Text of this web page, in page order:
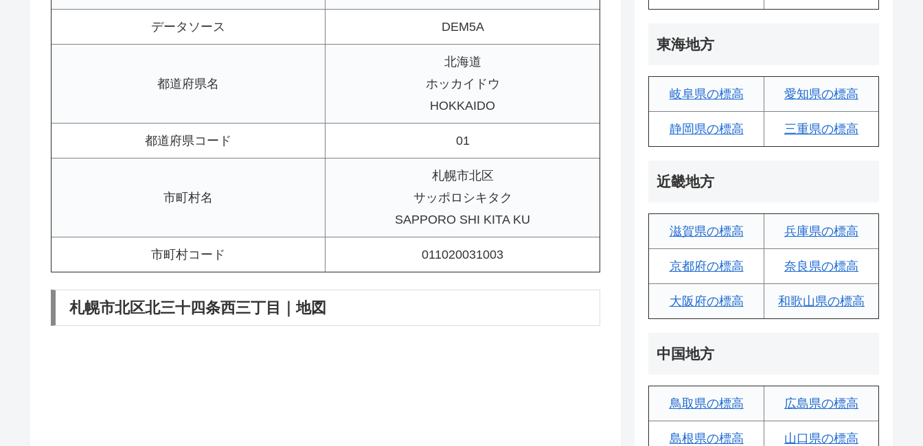
データソース DEM5A
都道府県名
北海道
ホッカイドウ
HOKKAIDO
都道府県コード 01
市町村名
札幌市北区
サッポロシキタク
SAPPORO SHI KITA KU
市町村コード 011020031003
札幌市北区北三十四条西三丁目｜地図
東海地方
岐阜県の標高 愛知県の標高
静岡県の標高 三重県の標高
近畿地方
滋賀県の標高 兵庫県の標高
京都府の標高 奈良県の標高
大阪府の標高 和歌山県の標高
中国地方
鳥取県の標高 広島県の標高
島根県の標高 山口県の標高